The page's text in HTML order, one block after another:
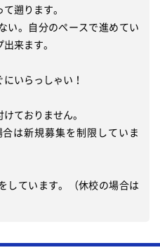
遡ります。
い。自分のペースで進めてい
来ます。
いらっしゃい！
ておりません。
は新規募集を制限していま
しています。（休校の場合は